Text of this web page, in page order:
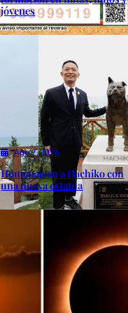
jóvenes
Ago 7, 2026
Homenajean a Hachiko con
una nueva estatua